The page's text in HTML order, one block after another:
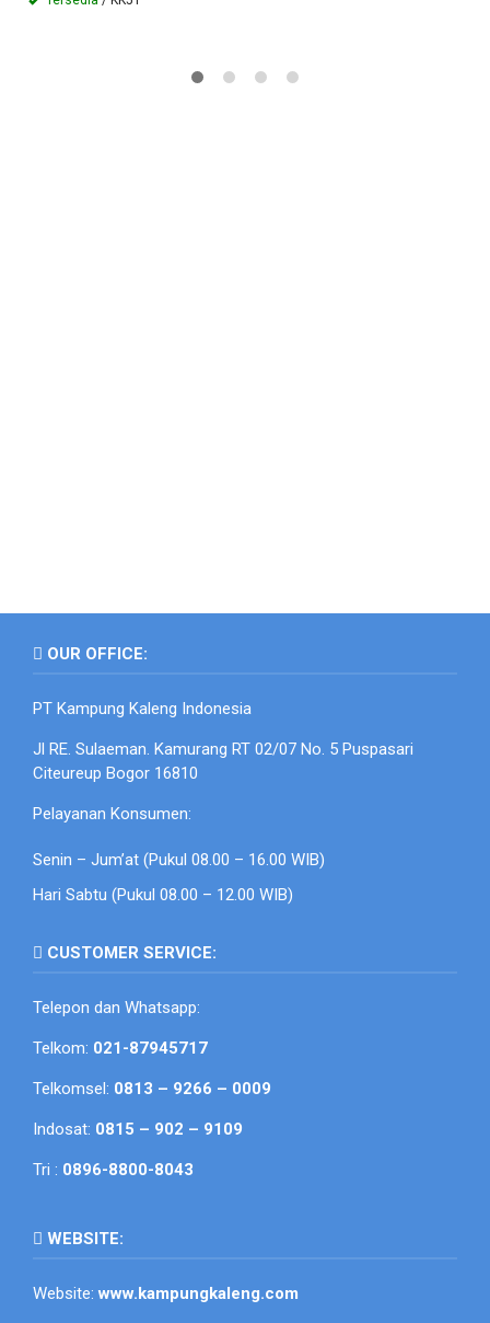
OUR OFFICE:
PT Kampung Kaleng Indonesia
Jl RE. Sulaeman. Kamurang RT 02/07 No. 5 Puspasari
Citeureup Bogor 16810
Pelayanan Konsumen:
Senin – Jum’at (Pukul 08.00 – 16.00 WIB)
Hari Sabtu (Pukul 08.00 – 12.00 WIB)
CUSTOMER SERVICE:
Telepon dan Whatsapp:
Telkom: 021-87945717
Telkomsel: 0813 – 9266 – 0009
Indosat: 0815 – 902 – 9109
Tri : 0896-8800-8043
WEBSITE:
Website:www.kampungkaleng.com